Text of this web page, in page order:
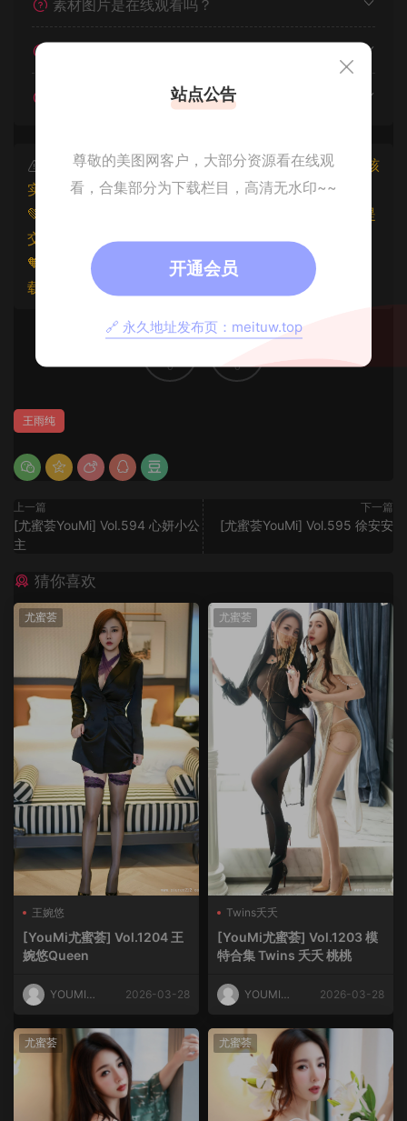
素材图片是在线观看吗？
遇见其他问题怎么办？
本文资源仅供个人参考学习，请勿批量搬运，一经核
实将封禁账号权限！
💚本文资源均来源网友分享，若侵犯了您的权益可以提
交工单处理。
🧡原文链接：
https://www.znjxg.com/694.html
载请注明出处。
0 0
王雨纯
上一篇
[尤蜜荟YouMi] Vol.594 心妍小公
主
下一篇
[尤蜜荟YouMi] Vol.595 徐安安
猜你喜欢
尤蜜荟
王婉悠
[YouMi尤蜜荟] Vol.1204 王
婉悠Queen
YOUMI尤
2026-03-28
尤蜜荟
Twins夭夭
[YouMi尤蜜荟] Vol.1203 模
特合集 Twins 夭夭 桃桃
YOUMI尤
2026-03-28
尤蜜荟 尤蜜荟
站点公告
尊敬的美图网客户，大部分资源看在线观
看，合集部分为下载栏目，高清无水印~~
开通会员
🔗 永久地址发布页：meituw.top